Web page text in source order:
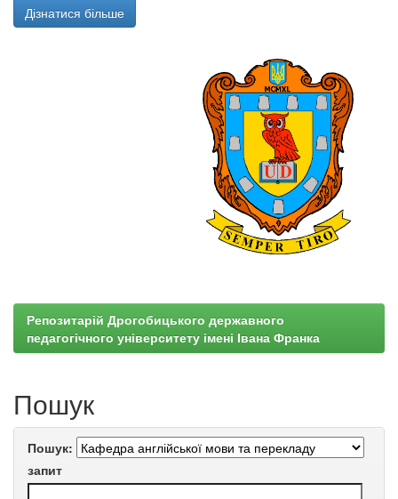
Дізнатися більше
Репозитарій Дрогобицького державного
педагогічного університету імені Івана Франка
Пошук
Пошук:
запит